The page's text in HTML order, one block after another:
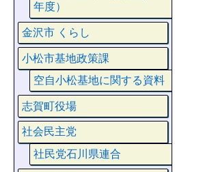
年度）
金沢市 くらし
小松市基地政策課
空自小松基地に関する資料
志賀町役場
社会民主党
社民党石川県連合